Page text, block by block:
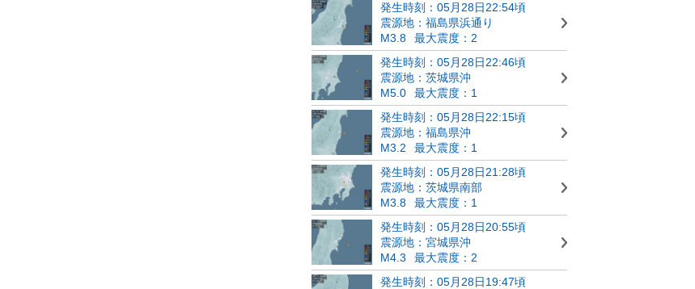
発生時刻：05月28日22:54頃
震源地：福島県浜通り
M3.8
最大震度：2
発生時刻：05月28日22:46頃
震源地：茨城県沖
M5.0
最大震度：1
発生時刻：05月28日22:15頃
震源地：福島県沖
M3.2
最大震度：1
発生時刻：05月28日21:28頃
震源地：茨城県南部
M3.8
最大震度：1
発生時刻：05月28日20:55頃
震源地：宮城県沖
M4.3
最大震度：2
発生時刻：05月28日19:47頃